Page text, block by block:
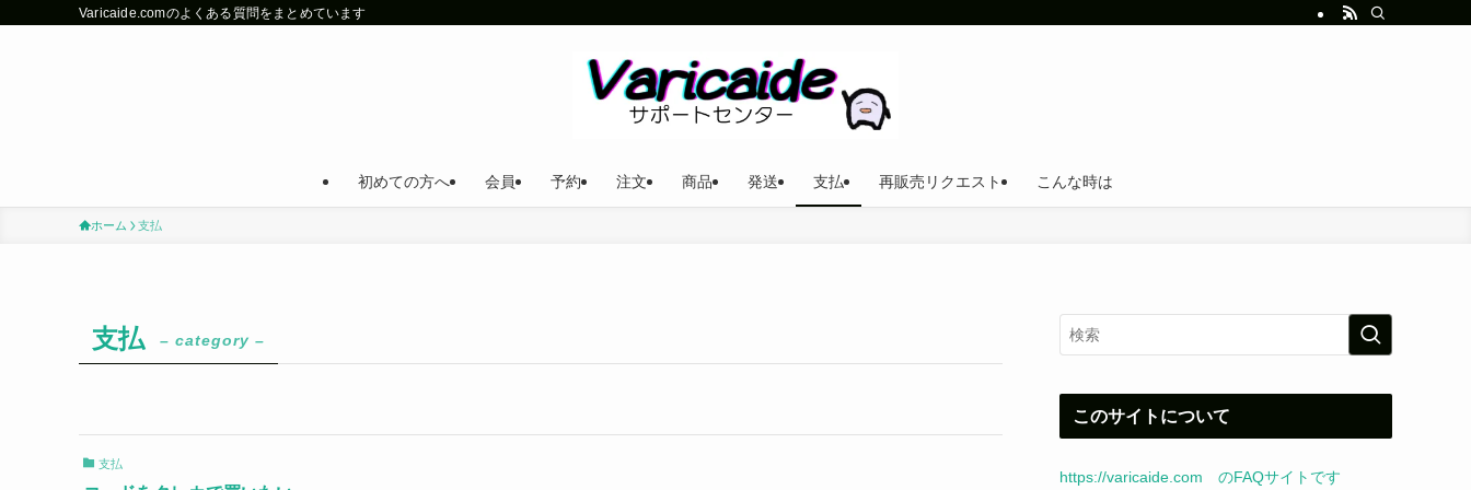
Varicaide.comのよくある質問をまとめています
初めての方へ 会員 予約 注文 商品 発送 支払 再販売リクエスト こんな時は
ホーム 支払
支払 – category –
支払
このサイトについて
https://varicaide.com のFAQサイトです